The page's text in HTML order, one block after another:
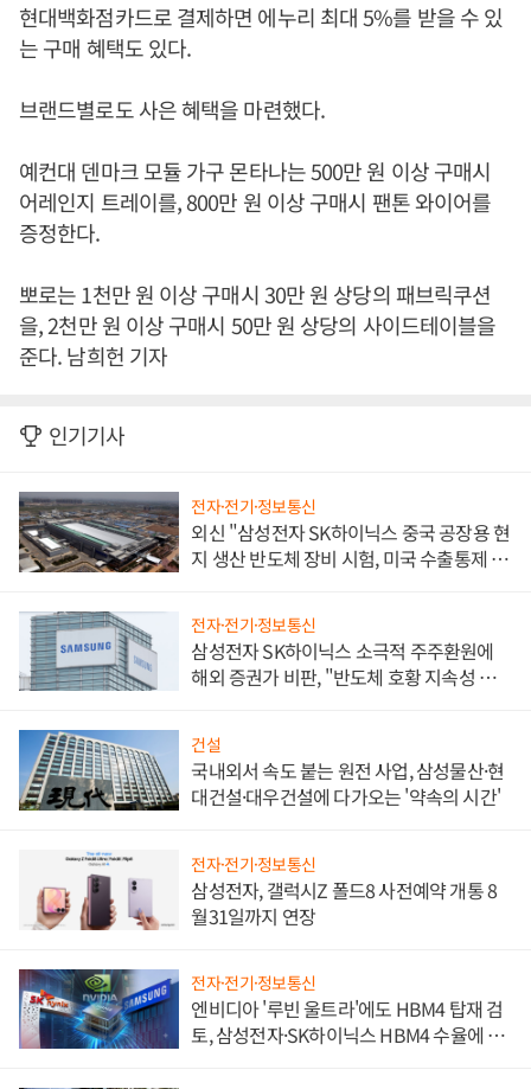
현대백화점카드로 결제하면 에누리 최대 5%를 받을 수 있
는 구매 혜택도 있다.
브랜드별로도 사은 혜택을 마련했다.
예컨대 덴마크 모듈 가구 몬타나는 500만 원 이상 구매시
어레인지 트레이를, 800만 원 이상 구매시 팬톤 와이어를
증정한다.
뽀로는 1천만 원 이상 구매시 30만 원 상당의 패브릭쿠션
을, 2천만 원 이상 구매시 50만 원 상당의 사이드테이블을
준다. 남희헌 기자
인기기사
전자·전기·정보통신
외신 "삼성전자 SK하이닉스 중국 공장용 현
지 생산 반도체 장비 시험, 미국 수출통제 대
전자·전기·정보통신
삼성전자 SK하이닉스 소극적 주주환원에
해외 증권가 비판, "반도체 호황 지속성 의
건설
국내외서 속도 붙는 원전 사업, 삼성물산·현
대건설·대우건설에 다가오는 '약속의 시간'
전자·전기·정보통신
삼성전자, 갤럭시Z 폴드8 사전예약 개통 8
월31일까지 연장
전자·전기·정보통신
엔비디아 '루빈 울트라'에도 HBM4 탑재 검
토, 삼성전자·SK하이닉스 HBM4 수율에 주